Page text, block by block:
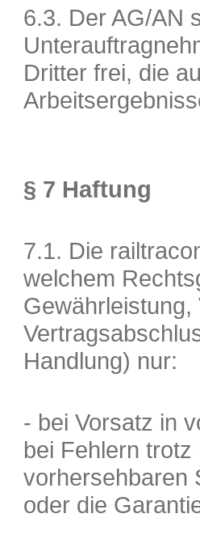
6.3. Der AG/AN
Dritter frei, die
§ 7 Haftung
7.1. Die
welchem
Gewährleistung,
Handlung) nur:
- bei Vorsatz in
bei Fehlern
vorhersehbaren
oder die